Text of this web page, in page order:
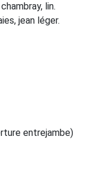
lin.
jean léger.
entrejambe)